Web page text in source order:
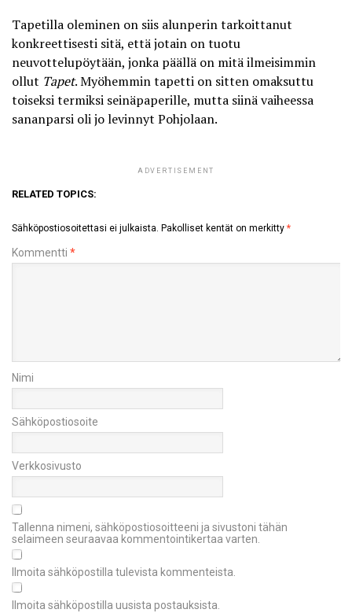
Tapetilla oleminen on siis alunperin tarkoittanut
konkreettisesti sitä, että jotain on tuotu
neuvottelupöytään, jonka päällä on mitä ilmeisimmin
ollut Tapet. Myöhemmin tapetti on sitten omaksuttu
toiseksi termiksi seinäpaperille, mutta siinä vaiheessa
sananparsi oli jo levinnyt Pohjolaan.
ADVERTISEMENT
RELATED TOPICS:
Sähköpostiosoitettasi ei julkaista. Pakolliset kentät on merkitty *
Kommentti *
Nimi
Sähköpostiosoite
Verkkosivusto
Tallenna nimeni, sähköpostiosoitteeni ja sivustoni tähän
selaimeen seuraavaa kommentointikertaa varten.
Ilmoita sähköpostilla tulevista kommenteista.
Ilmoita sähköpostilla uusista postauksista.